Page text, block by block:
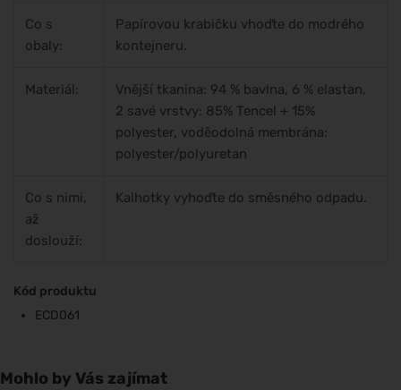
Co s
obaly:
Papírovou krabičku vhoďte do modrého
kontejneru.
Materiál:
Vnější tkanina: 94 % bavlna, 6 % elastan,
2 savé vrstvy: 85% Tencel + 15%
polyester, voděodolná membrána:
polyester/polyuretan
Co s nimi,
až
doslouží:
Kalhotky vyhoďte do směsného odpadu.
Kód produktu
ECD061
Mohlo by Vás zajímat